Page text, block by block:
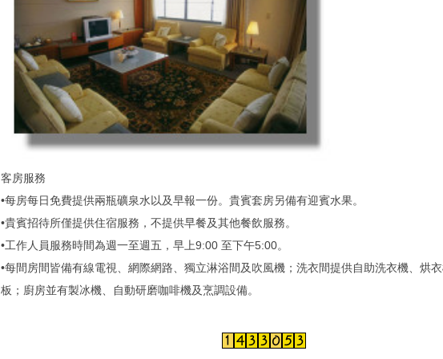
客房服務
•每房每日免費提供兩瓶礦泉水以及早報一份。貴賓套房另備有迎賓水果。
•貴賓招待所僅提供住宿服務，不提供早餐及其他餐飲服務。
•工作人員服務時間為週一至週五，早上9:00 至下午5:00。
•每間房間皆備有線電視、網際網路、獨立淋浴間及吹風機；洗衣間提供自助洗衣機、烘
板；廚房並有製冰機、自動研磨咖啡機及烹調設備。